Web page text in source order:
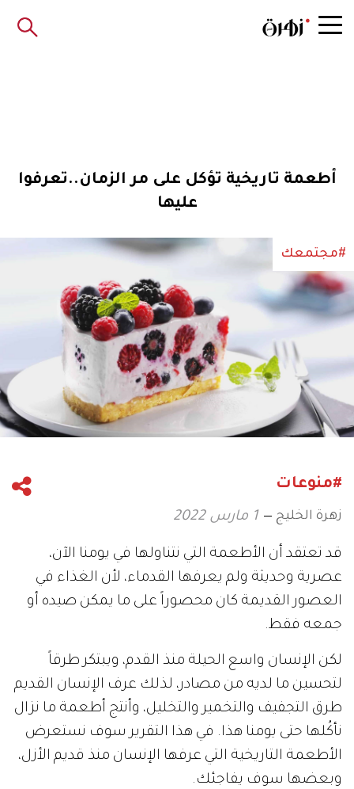
أطعمة تاريخية تؤكل على مر الزمان..تعرفوا
عليها
#مجتمعك
#منوعات
زهرة الخليج 1 مارس 2022
قد تعتقد أن الأطعمة التي نتناولها في يومنا الآن،
عصرية وحديثة ولم يعرفها القدماء، لأن الغذاء في
العصور القديمة كان محصوراً على ما يمكن صيده أو
جمعه فقط.
لكن الإنسان واسع الحيلة منذ القدم، ويبتكر طرقاً
لتحسين ما لديه من مصادر، لذلك عرف الإنسان القديم
طرق التجفيف والتخمير والتخليل، وأنتج أطعمة ما نزال
نأكُلها حتى يومنا هذا. في هذا التقرير سوف نستعرض
الأطعمة التاريخية التي عرفها الإنسان منذ قديم الأزل،
وبعضها سوف يفاجئك.